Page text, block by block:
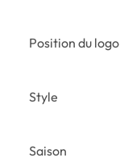
Position du logo
Style
Saison